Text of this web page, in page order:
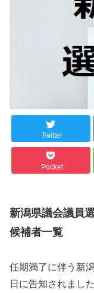
Twitter
Pocket
新潟県議会議員
候補者一覧
任期満了に伴う新
日に告知されました